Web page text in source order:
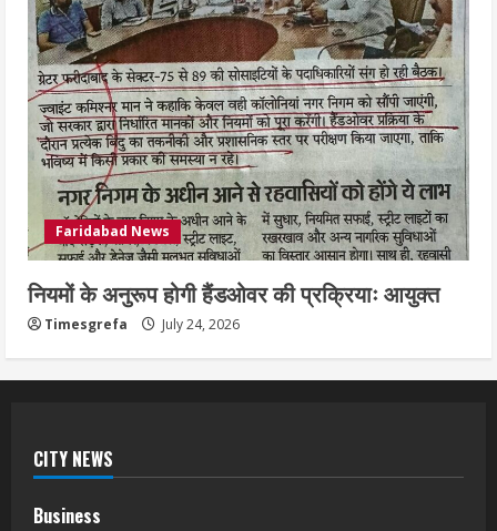
Faridabad News
नियमों के अनुरूप होगी हैंडओवर की प्रक्रियाः आयुक्त
Timesgrefa July 24, 2026
CITY NEWS
Business